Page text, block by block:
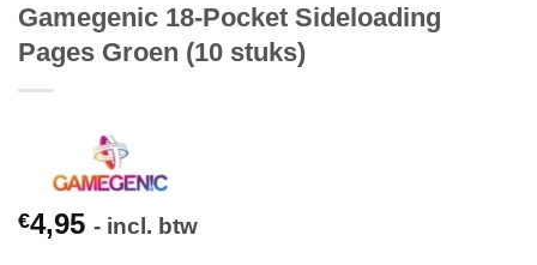
Gamegenic 18-Pocket Sideloading
Pages Groen (10 stuks)
€4,95 - incl. btw